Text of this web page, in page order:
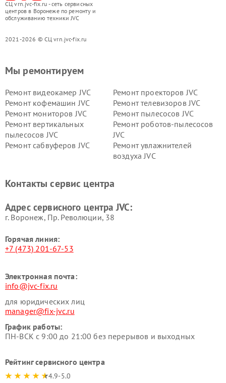
СЦ vrn.jvc-fix.ru - сеть сервисных
центров в Воронеже по ремонту и
обслуживанию техники JVC
2021-2026 © СЦ vrn.jvc-fix.ru
Мы ремонтируем
Ремонт видеокамер JVC
Ремонт проекторов JVC
Ремонт кофемашин JVC
Ремонт телевизоров JVC
Ремонт мониторов JVC
Ремонт пылесосов JVC
Ремонт вертикальных
пылесосов JVC
Ремонт роботов-пылесосов
JVC
Ремонт сабвуферов JVC
Ремонт увлажнителей
воздуха JVC
Контакты сервис центра
Адрес сервисного центра JVC:
г. Воронеж, Пр. Революции, 38
Горячая линия:
+7 (473) 201-67-53
Электронная почта:
info@jvc-fix.ru
для юридических лиц
manager@fix-jvc.ru
График работы:
ПН-ВСК с 9:00 до 21:00 без перерывов и выходных
Рейтинг сервисного центра
4.9-5.0